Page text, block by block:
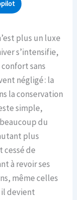
plus un luxe
s’intensifie,
sans
négligé : la
la conservation
simple,
du
plus
cessé de
à revoir ses
même celles
devient